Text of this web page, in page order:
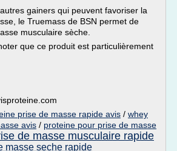
gainers qui peuvent favoriser la
le Truemass de BSN permet de
musculaire sèche.
que ce produit est particulièrement
prise de masse rapide avis / whey
avis / proteine pour prise de masse
de masse musculaire rapide
masse seche rapide